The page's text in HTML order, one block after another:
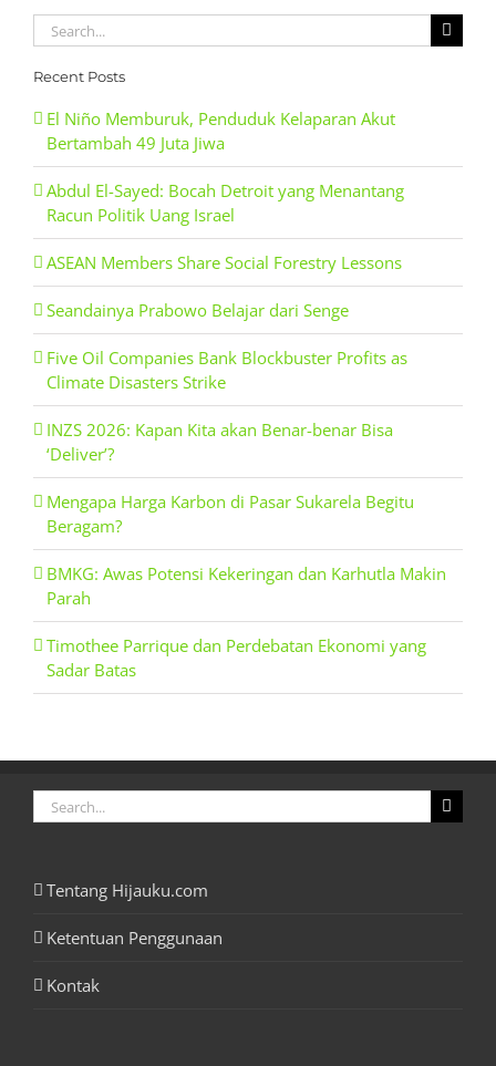
Search
for:
Recent Posts
El Niño Memburuk, Penduduk Kelaparan Akut
Bertambah 49 Juta Jiwa
Abdul El-Sayed: Bocah Detroit yang Menantang
Racun Politik Uang Israel
ASEAN Members Share Social Forestry Lessons
Seandainya Prabowo Belajar dari Senge
Five Oil Companies Bank Blockbuster Profits as
Climate Disasters Strike
INZS 2026: Kapan Kita akan Benar-benar Bisa
‘Deliver’?
Mengapa Harga Karbon di Pasar Sukarela Begitu
Beragam?
BMKG: Awas Potensi Kekeringan dan Karhutla Makin
Parah
Timothee Parrique dan Perdebatan Ekonomi yang
Sadar Batas
Search
for:
Tentang Hijauku.com
Ketentuan Penggunaan
Kontak